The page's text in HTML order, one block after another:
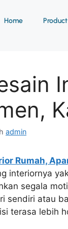
Home Product
admin
Rumah,
interiornya
segala
sendiri atau
terasa lebih